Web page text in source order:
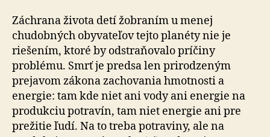
Záchrana života detí žobraním u menej
chudobných obyvateľov tejto planéty nie je
riešením, ktoré by odstraňovalo príčiny
problému. Smrť je predsa len prirodzeným
prejavom zákona zachovania hmotnosti a
energie: tam kde niet ani vody ani energie na
produkciu potravín, tam niet energie ani pre
prežitie ľudí. Na to treba potraviny, ale na